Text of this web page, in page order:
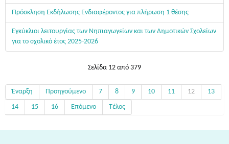
Πρόσκληση Εκδήλωσης Ενδιαφέροντος για πλήρωση 1 θέσης
Εγκύκλιοι λειτουργίας των Νηπιαγωγείων και των Δημοτικών Σχολείων
για το σχολικό έτος 2025-2026
Σελίδα 12 από 379
Έναρξη Προηγούμενο 7 8 9 10 11 12
13
14
15 16 Επόμενο Τέλος